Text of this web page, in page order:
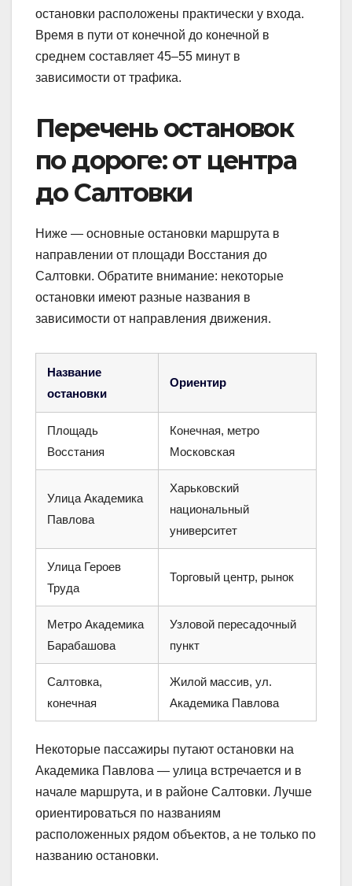
остановки расположены практически у входа.
Время в пути от конечной до конечной в
среднем составляет 45–55 минут в
зависимости от трафика.
Перечень остановок
по дороге: от центра
до Салтовки
Ниже — основные остановки маршрута в
направлении от площади Восстания до
Салтовки. Обратите внимание: некоторые
остановки имеют разные названия в
зависимости от направления движения.
Название
остановки
Ориентир
Площадь
Восстания
Конечная, метро
Московская
Улица Академика
Павлова
Харьковский
национальный
университет
Улица Героев
Труда
Торговый центр, рынок
Метро Академика
Барабашова
Узловой пересадочный
пункт
Салтовка,
конечная
Жилой массив, ул.
Академика Павлова
Некоторые пассажиры путают остановки на
Академика Павлова — улица встречается и в
начале маршрута, и в районе Салтовки. Лучше
ориентироваться по названиям
расположенных рядом объектов, а не только по
названию остановки.